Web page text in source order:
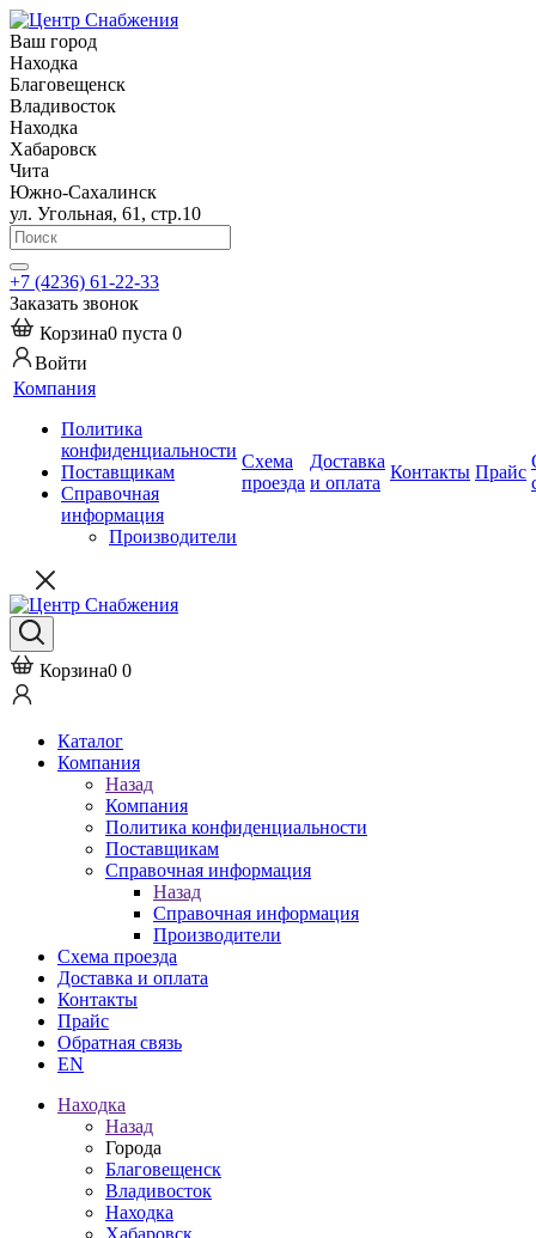
Ваш город
Находка
Благовещенск
Владивосток
Находка
Хабаровск
Чита
Южно-Сахалинск
ул. Угольная, 61, стр.10
+7 (4236) 61-22-33
Заказать звонок
Корзина0 пуста 0
Войти
Компания
Политика
конфиденциальности
Поставщикам
Справочная
информация
Производители
Схема
проезда
Доставка
и оплата
Контакты Прайс
Корзина0 0
Каталог
Компания
Назад
Компания
Политика конфиденциальности
Поставщикам
Справочная информация
Назад
Справочная информация
Производители
Схема проезда
Доставка и оплата
Контакты
Прайс
Обратная связь
EN
Находка
Назад
Города
Благовещенск
Владивосток
Находка
Хабаровск